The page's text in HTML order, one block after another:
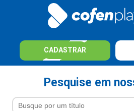
CADASTRAR
Pesquise em